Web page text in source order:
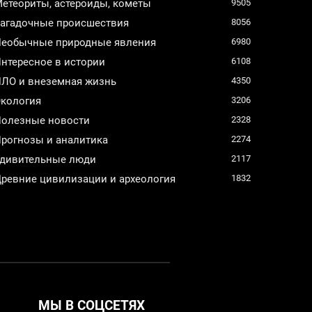
астероиды, кометы 9505
происшествия 8056
природные явления 6980
в истории 6108
и внеземная жизнь 4350
3206
новости 2328
и аналитика 2274
люди 2117
цивилизации и археология 1832
МЫ В СОЦСЕТЯХ